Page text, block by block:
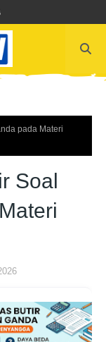
pada Materi
Soal